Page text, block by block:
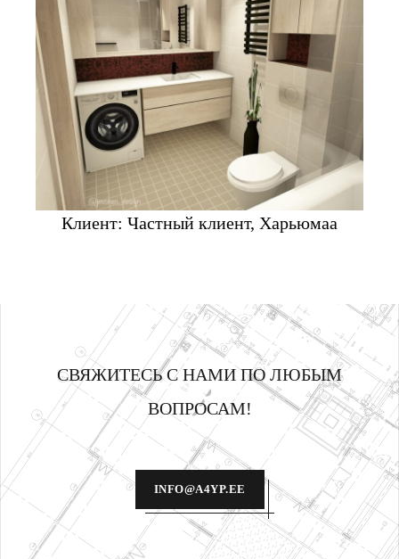
Клиент: Частный клиент, Харьюмаа
СВЯЖИТЕСЬ С НАМИ ПО ЛЮБЫМ
ВОПРОСАМ!
INFO@A4YP.EE